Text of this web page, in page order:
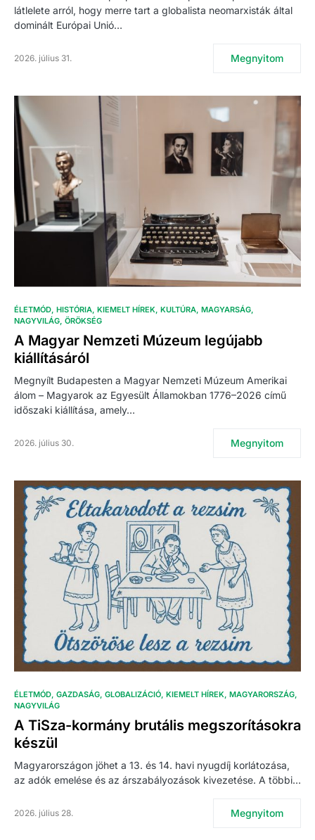
látlelete arról, hogy merre tart a globalista neomarxisták által
dominált Európai Unió…
2026. július 31. Megnyitom
ÉLETMÓD HISTÓRIA KIEMELT HÍREK KULTÚRA MAGYARSÁG
NAGYVILÁG ÖRÖKSÉG
A Magyar Nemzeti Múzeum legújabb
kiállításáról
Megnyílt Budapesten a Magyar Nemzeti Múzeum Amerikai
álom – Magyarok az Egyesült Államokban 1776–2026 című
időszaki kiállítása, amely…
2026. július 30. Megnyitom
ÉLETMÓD GAZDASÁG GLOBALIZÁCIÓ KIEMELT HÍREK MAGYARORSZÁG
NAGYVILÁG
A TiSza-kormány brutális megszorításokra
készül
Magyarországon jöhet a 13. és 14. havi nyugdíj korlátozása,
az adók emelése és az árszabályozások kivezetése. A többi…
2026. július 28. Megnyitom